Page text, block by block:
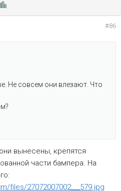
#86
Не совсем они влезают. Что
вынесены, крепятся
части бампера. На
files/27072007002___579.jpg